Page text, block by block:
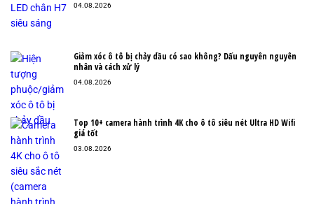
04.08.2026
Giảm xóc ô tô bị chảy dầu có sao không? Dấu nguyên nguyên
nhân và cách xử lý
04.08.2026
Top 10+ camera hành trình 4K cho ô tô siêu nét Ultra HD Wifi
giá tốt
03.08.2026